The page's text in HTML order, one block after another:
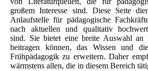
großem Interesse sind. Diese Seite
Anlaufstelle für pädagogische
nach aktuellen und qualitativ
sind. Sie bietet eine breite Auswahl an
beitragen können, das Wissen und
Frühpädagogik zu erweitern. Daher
wärmstens allen, die in diesem Bereich